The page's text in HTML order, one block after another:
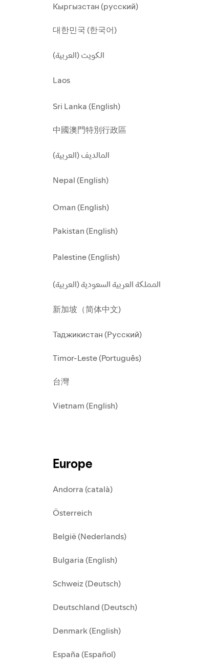
Кыргызстан (русский)
대한민국 (한국어)
الكويت (العربية)
Laos
Sri Lanka (English)
中國澳門特別行政區
المالديف (العربية)
Nepal (English)
Oman (English)
Pakistan (English)
Palestine (English)
المملكة العربية السعودية (العربية)
新加坡（简体中文)
Таджикистан (Русский)
Timor-Leste (Português)
台灣
Vietnam (English)
Europe
Andorra (català)
Österreich
België (Nederlands)
Bulgaria (English)
Schweiz (Deutsch)
Deutschland (Deutsch)
Denmark (English)
España (Español)